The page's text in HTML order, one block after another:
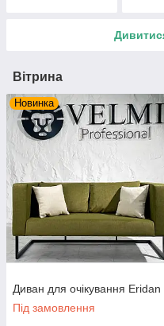
Вітрина
Новинка
Диван для очікування Eridan
Під замовлення